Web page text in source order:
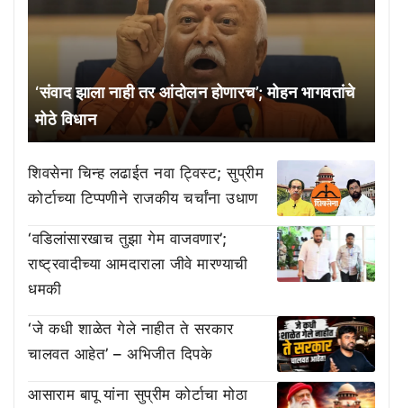
‘संवाद झाला नाही तर आंदोलन होणारच’; मोहन भागवतांचे
मोठे विधान
शिवसेना चिन्ह लढाईत नवा ट्विस्ट; सुप्रीम
कोर्टाच्या टिप्पणीने राजकीय चर्चांना उधाण
‘वडिलांसारखाच तुझा गेम वाजवणार’;
राष्ट्रवादीच्या आमदाराला जीवे मारण्याची
धमकी
‘जे कधी शाळेत गेले नाहीत ते सरकार
चालवत आहेत’ – अभिजीत दिपके
आसाराम बापू यांना सुप्रीम कोर्टाचा मोठा